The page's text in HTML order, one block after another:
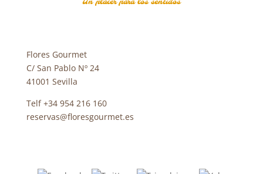
Un placer para los sentidos
Flores Gourmet
C/ San Pablo Nº 24
41001 Sevilla
Telf +34 954 216 160
reservas@floresgourmet.es